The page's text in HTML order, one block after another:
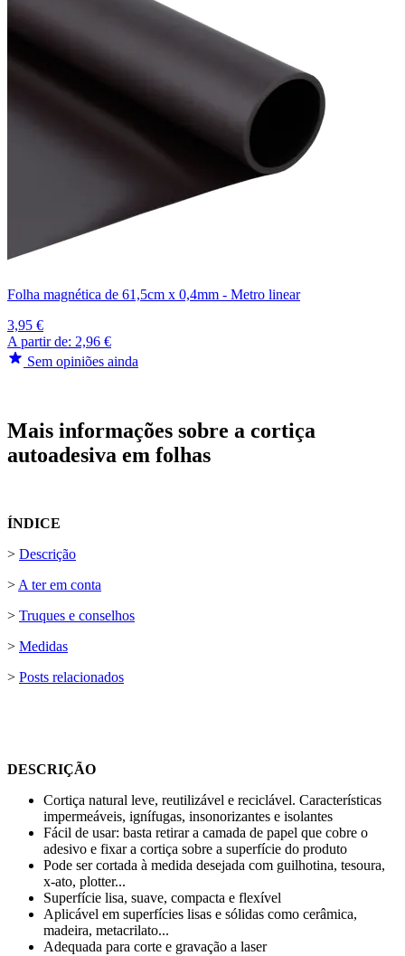
Folha magnética de 61,5cm x 0,4mm - Metro linear
3,95 €
A partir de: 2,96 €
Sem opiniões ainda
Mais informações sobre a cortiça
autoadesiva em folhas
ÍNDICE
> Descrição
>A ter em conta
> Truques e conselhos
> Medidas
> Posts relacionados
DESCRIÇÃO
Cortiça natural leve, reutilizável e reciclável. Características
impermeáveis, ignífugas, insonorizantes e isolantes
Fácil de usar: basta retirar a camada de papel que cobre o
adesivo e fixar a cortiça sobre a superfície do produto
Pode ser cortada à medida desejada com guilhotina, tesoura,
x-ato, plotter...
Superfície lisa, suave, compacta e flexível
Aplicável em superfícies lisas e sólidas como cerâmica,
madeira, metacrilato...
Adequada para corte e gravação a laser